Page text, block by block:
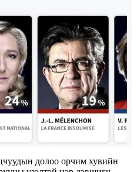
долоо орчим хувийн